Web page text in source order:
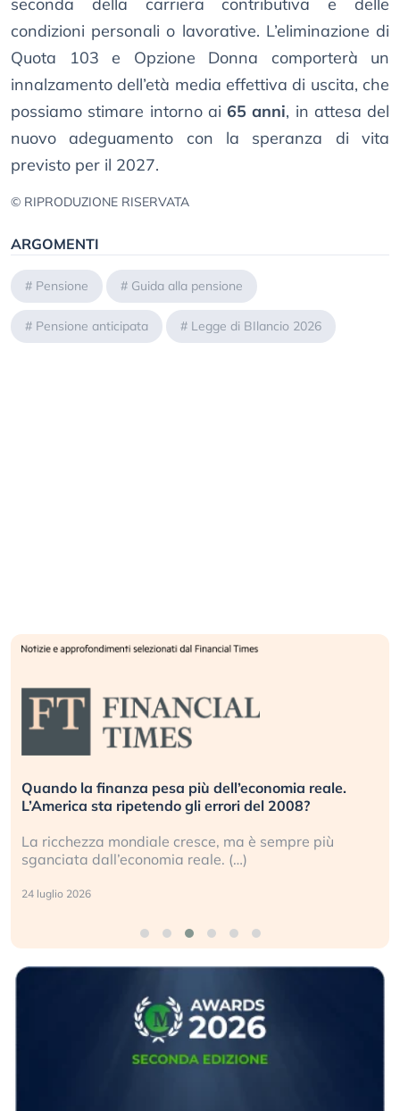
seconda della carriera contributiva e delle
condizioni personali o lavorative. L’eliminazione di
Quota 103 e Opzione Donna comporterà un
innalzamento dell’età media effettiva di uscita, che
possiamo stimare intorno ai 65 anni, in attesa del
nuovo adeguamento con la speranza di vita
previsto per il 2027.
© RIPRODUZIONE RISERVATA
ARGOMENTI
# Pensione # Guida alla pensione
# Pensione anticipata # Legge di BIlancio 2026
Quando la finanza pesa più dell’economia reale.
L’America sta ripetendo gli errori del 2008?
La ricchezza mondiale cresce, ma è sempre più
sganciata dall’economia reale. (…)
24 luglio 2026